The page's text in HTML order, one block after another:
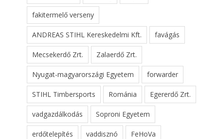
fakitermelő verseny
ANDREAS STIHL Kereskedelmi Kft. favágás
Mecsekerdő Zrt. Zalaerdő Zrt.
Nyugat-magyarországi Egyetem forwarder
STIHL Timbersports Románia Egererdő Zrt.
vadgazdálkodás Soproni Egyetem
erdőtelepítés vaddisznó FeHoVa